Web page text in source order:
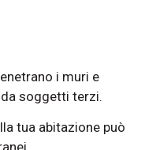
i muri e
soggetti terzi.
tua abitazione può